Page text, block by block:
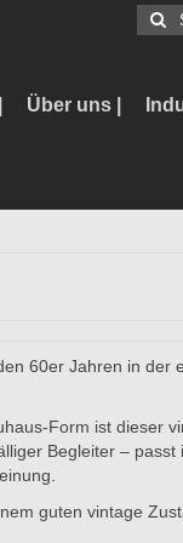
nach:
Über uns |
60er Jahren in der
Form ist dieser
Begleiter – passt
guten vintage